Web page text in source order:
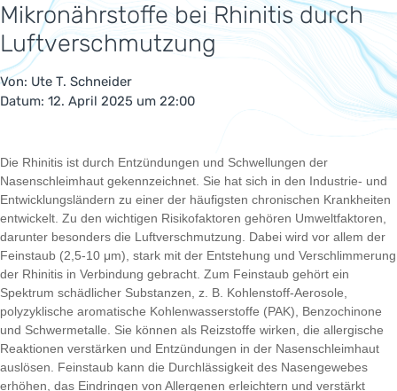
Mikronährstoffe bei Rhinitis durch
Luftverschmutzung
Von: Ute T. Schneider
Datum: 12. April 2025 um 22:00
Die Rhinitis ist durch Entzündungen und Schwellungen der
Nasenschleimhaut gekennzeichnet. Sie hat sich in den Industrie- und
Entwicklungsländern zu einer der häufigsten chronischen Krankheiten
entwickelt. Zu den wichtigen Risikofaktoren gehören Umweltfaktoren,
darunter besonders die Luftverschmutzung. Dabei wird vor allem der
Feinstaub (2,5-10 μm), stark mit der Entstehung und Verschlimmerung
der Rhinitis in Verbindung gebracht. Zum Feinstaub gehört ein
Spektrum schädlicher Substanzen, z. B. Kohlenstoff-Aerosole,
polyzyklische aromatische Kohlenwasserstoffe (PAK), Benzochinone
und Schwermetalle. Sie können als Reizstoffe wirken, die allergische
Reaktionen verstärken und Entzündungen in der Nasenschleimhaut
auslösen. Feinstaub kann die Durchlässigkeit des Nasengewebes
erhöhen, das Eindringen von Allergenen erleichtern und verstärkt